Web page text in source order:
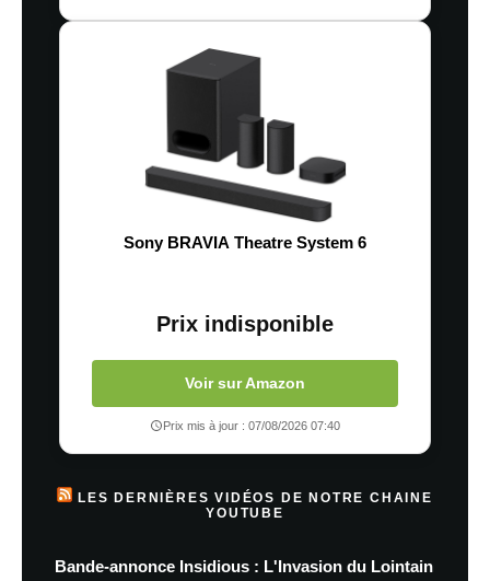
Sony BRAVIA Theatre System 6
Prix indisponible
Voir sur Amazon
Prix mis à jour : 07/08/2026 07:40
LES DERNIÈRES VIDÉOS DE NOTRE CHAINE
YOUTUBE
Bande-annonce Insidious : L'Invasion du Lointain